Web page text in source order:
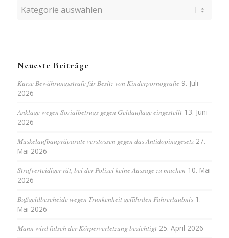
Kategorien
Neueste Beiträge
Kurze Bewährungsstrafe für Besitz von Kinderpornografie 9. Juli
2026
Anklage wegen Sozialbetrugs gegen Geldauflage eingestellt 13. Juni
2026
Muskelaufbaupräparate verstossen gegen das Antidopinggesetz 27.
Mai 2026
Strafverteidiger rät, bei der Polizei keine Aussage zu machen 10. Mai
2026
Bußgeldbescheide wegen Trunkenheit gefährden Fahrerlaubnis 1.
Mai 2026
Mann wird falsch der Körperverletzung bezichtigt 25. April 2026